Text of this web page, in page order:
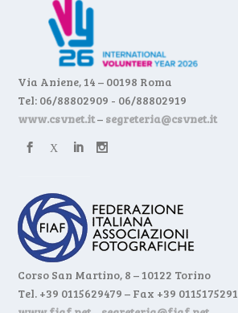
Via Aniene, 14 – 00198 Roma
Tel: 06/88802909 - 06/88802919
www.csvnet.it– segreteria@csvnet.it
Corso San Martino, 8 – 10122 Torino
Tel. +39 0115629479 – Fax +39 0115175291